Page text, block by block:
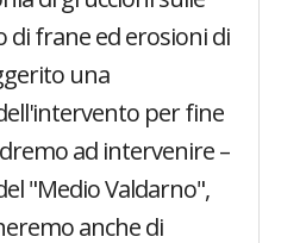
frane ed erosioni di
una
per fine
ad intervenire –
"Medio Valdarno",
anche di